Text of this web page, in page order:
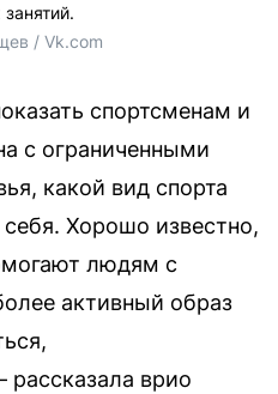
/ Vk.com
спортсменам и
с ограниченными
какой вид спорта
Хорошо известно,
людям с
активный образ
рассказала врио